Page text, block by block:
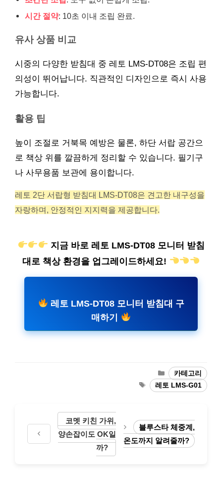
시간 절약: 10초 이내 조립 완료.
유사 상품 비교
시중의 다양한 받침대 중 레토 LMS-DT08은 조립 편
의성이 뛰어납니다. 직관적인 디자인으로 즉시 사용
가능합니다.
활용 팁
높이 조절로 거북목 예방은 물론, 하단 서랍 공간으
로 책상 위를 깔끔하게 정리할 수 있습니다. 필기구
나 사무용품 보관에 용이합니다.
레토 2단 서랍형 받침대 LMS-DT08은 견고한 내구성을
자랑하며, 안정적인 지지력을 제공합니다.
지금 바로 레토 LMS-DT08 모니터 받침
대로 책상 환경을 업그레이드하세요!
레토 LMS-DT08 모니터 받침대 구
매하기
카
테
고
카테고리
태
그
레토 LMS-G01
코멧 키친 가위,
양손잡이도 OK일
까?
블루스타 체중계,
온도까지 알려줄까?